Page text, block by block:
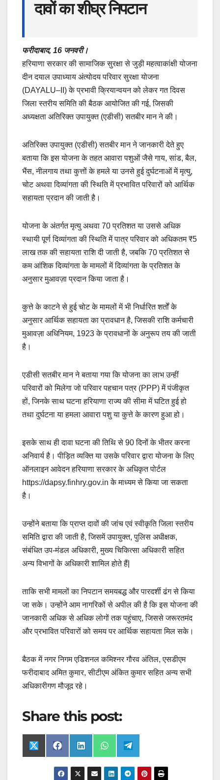
दावों का शीघ्र निपटान
फरीदाबाद, 16 जनवरी।
हरियाणा सरकार की सामाजिक सुरक्षा से जुड़ी महत्वाकांक्षी योजना
दीन दयाल उपाध्याय अंत्योदय परिवार सुरक्षा योजना
(DAYALU–II) के प्रभावी क्रियान्वयन को लेकर गत दिवस
जिला स्तरीय समिति की बैठक आयोजित की गई, जिसकी
अध्यक्षता अतिरिक्त उपायुक्त (एडीसी) सतबीर मान ने की।
अतिरिक्त उपायुक्त (एडीसी) सतबीर मान ने जानकारी देते हुए
बताया कि इस योजना के तहत आवारा पशुओं जैसे गाय, सांड, बैल,
भैंस, नीलगाय तथा कुत्तों के हमले या उनसे हुई दुर्घटनाओं में मृत्यु,
चोट अथवा दिव्यांगता की स्थिति में प्रभावित परिवारों को आर्थिक
सहायता प्रदान की जाती है।
योजना के अंतर्गत मृत्यु अथवा 70 प्रतिशत या उससे अधिक
स्थायी पूर्ण दिव्यांगता की स्थिति में पात्र परिवार को अधिकतम ₹5
लाख तक की सहायता राशि दी जाती है, जबकि 70 प्रतिशत से
कम आंशिक दिव्यांगता के मामलों में दिव्यांगता के प्रतिशत के
अनुसार मुआवज़ा प्रदान किया जाता है।
कुत्ते के काटने से हुई चोट के मामलों में भी निर्धारित शर्तों के
अनुसार आर्थिक सहायता का प्रावधान है, जिसकी राशि कर्मचारी
मुआवज़ा अधिनियम, 1923 के प्रावधानों के अनुरूप तय की जाती
है।
एडीसी सतबीर मान ने बताया गया कि योजना का लाभ उन्हीं
परिवारों को मिलेगा जो परिवार पहचान पत्र (PPP) में पंजीकृत
हों, जिनके साथ घटना हरियाणा राज्य की सीमा में घटित हुई हो
तथा दुर्घटना या हमला आवारा पशु या कुत्ते के कारण हुआ हो।
इसके साथ ही दावा घटना की तिथि से 90 दिनों के भीतर करना
अनिवार्य है। पीड़ित व्यक्ति या उसके परिवार द्वारा योजना के लिए
ऑनलाइन आवेदन हरियाणा सरकार के अधिकृत पोर्टल
https://dapsy.finhry.gov.in के माध्यम से किया जा सकता
है।
उन्होंने बताया कि प्राप्त दावों की जांच एवं स्वीकृति जिला स्तरीय
समिति द्वारा की जाती है, जिसमें उपायुक्त, पुलिस अधीक्षक,
संबंधित उप-मंडल अधिकारी, मुख्य चिकित्सा अधिकारी सहित
अन्य विभागों के अधिकारी शामिल होते हैं|
ताकि सभी मामलों का निपटान समयबद्ध और पारदर्शी ढंग से किया
जा सके। उन्होंने आम नागरिकों से अपील की है कि इस योजना की
जानकारी अधिक से अधिक लोगों तक पहुंचाए, जिससे जरूरतमंद
और प्रभावित परिवारों को समय पर आर्थिक सहायता मिल सके।
बैठक में नगर निगम एडिशनल कमिश्नर गौरव अंतिल, एसडीएम
फरीदाबाद अमित कुमार, सीटीएम अंकित कुमार सहित अन्य सभी
अधिकारीगण मौजूद रहे।
Share this post:
Share
on
X
(
Share
on
F
a
c
e
Share
on
L
i
n
Share
on
W
h
a
t
Share
on
T
e
l